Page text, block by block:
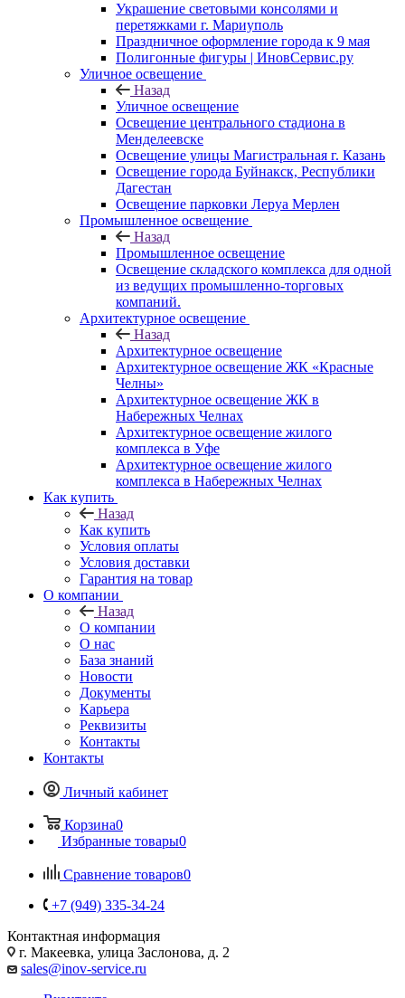
Украшение световыми консолями и
перетяжками г. Мариуполь
Праздничное оформление города к 9 мая
Полигонные фигуры | ИновСервис.ру
Уличное освещение
Назад
Уличное освещение
Освещение центрального стадиона в
Менделеевске
Освещение улицы Магистральная г. Казань
Освещение города Буйнакск, Республики
Дагестан
Освещение парковки Леруа Мерлен
Промышленное освещение
Назад
Промышленное освещение
Освещение складского комплекса для одной
из ведущих промышленно-торговых
компаний.
Архитектурное освещение
Назад
Архитектурное освещение
Архитектурное освещение ЖК «Красные
Челны»
Архитектурное освещение ЖК в
Набережных Челнах
Архитектурное освещение жилого
комплекса в Уфе
Архитектурное освещение жилого
комплекса в Набережных Челнах
Как купить
Назад
Как купить
Условия оплаты
Условия доставки
Гарантия на товар
О компании
Назад
О компании
О нас
База знаний
Новости
Документы
Карьера
Реквизиты
Контакты
Контакты
Личный кабинет
Корзина0
Избранные товары0
Сравнение товаров0
+7 (949) 335-34-24
Контактная информация
г. Макеевка, улица Заслонова, д. 2
sales@inov-service.ru